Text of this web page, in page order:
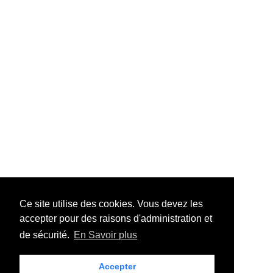
Ce site utilise des cookies. Vous devez les
accepter pour des raisons d'administration et
de sécurité. En Savoir plus
Accepter